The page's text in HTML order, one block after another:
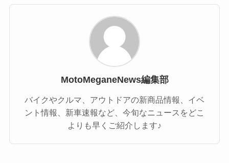
MotoMeganeNews編集部
バイクやクルマ、アウトドアの新商品情報、イベ
ント情報、新車速報など、今旬なニュースをどこ
よりも早くご紹介します♪